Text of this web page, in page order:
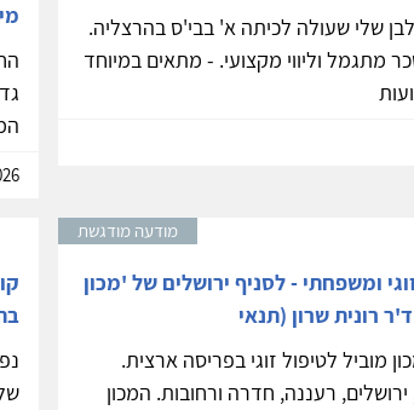
שלי שעולה לכיתה א' בבי'ס בהרצליה.
מתגמל וליווי מקצועי. - מתאים במיוחד
מודעה מודגשת
ומשפחתי - לסניף ירושלים של 'מכון
רונית שרון (תנאי
מוביל לטיפול זוגי בפריסה ארצית.
רעננה, חדרה ורחובות. המכון